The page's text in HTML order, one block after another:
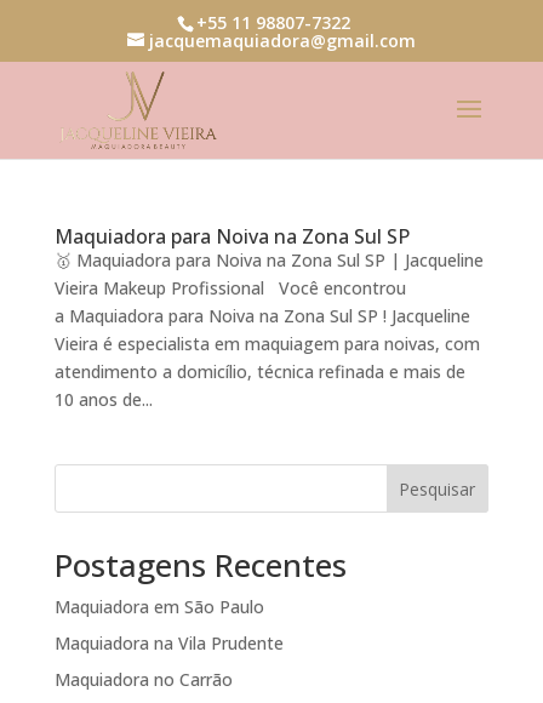
+55 11 98807-7322
jacquemaquiadora@gmail.com
Maquiadora para Noiva na Zona Sul SP
🥇 Maquiadora para Noiva na Zona Sul SP | Jacqueline
Vieira Makeup Profissional Você encontrou
a Maquiadora para Noiva na Zona Sul SP ! Jacqueline
Vieira é especialista em maquiagem para noivas, com
atendimento a domicílio, técnica refinada e mais de
10 anos de...
Pesquisar
Postagens Recentes
Maquiadora em São Paulo
Maquiadora na Vila Prudente
Maquiadora no Carrão